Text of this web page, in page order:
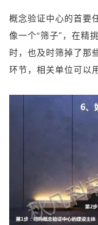
概念验证中心的首要
像一个“筛子”，在精
时，也及时筛掉了那
环节，相关单位可以